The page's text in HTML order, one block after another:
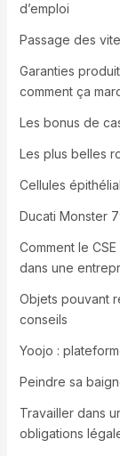
d’emploi
Passage des
Garanties
comment ça
Les bonus de
Les plus belles
Cellules
Ducati Monster
Comment le
dans une
Objets pouvant
conseils
Yoojo :
Peindre sa
Travailler dans
obligations